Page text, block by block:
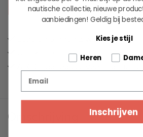
KIES EEN OPTIE
Leveren binnen 2 werkdagen
Unieke collectie maritieme kleding
Omschrijving
nautische collectie, nieuwe
aanbiedingen! Geldig bij
Kies je stijl
Tell us about your
Heren
Inschrijven